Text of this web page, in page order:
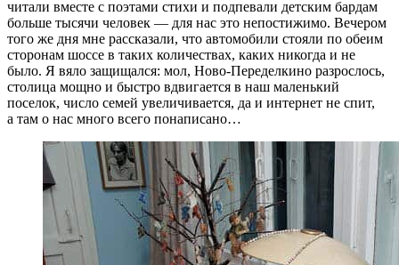
читали вместе с поэтами стихи и подпевали детским бардам
больше тысячи человек — для нас это непостижимо. Вечером
того же дня мне рассказали, что автомобили стояли по обеим
сторонам шоссе в таких количествах, каких никогда и не
было. Я вяло защищался: мол, Ново-Переделкино разрослось,
столица мощно и быстро вдвигается в наш маленький
поселок, число семей увеличивается, да и интернет не спит,
а там о нас много всего понаписано…